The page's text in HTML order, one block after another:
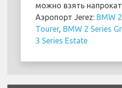
можно взять
Аэропорт Jerez: BMW
Tourer, BMW 2 Series
3 Series Estate